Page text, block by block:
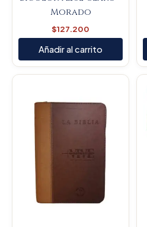
Morado
$127.200
Añadir al carrito
$117.000.
Current
$111.150.